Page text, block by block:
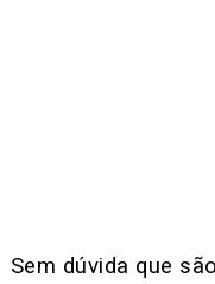
Sem dúvida que